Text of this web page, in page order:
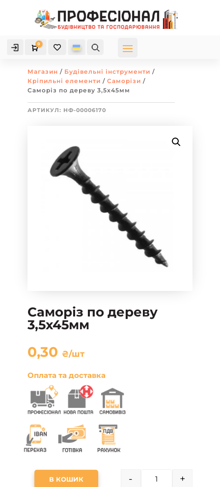
Кошик
0 
Магазин / Будівельні інструменти /
Кріпильні елементи / Саморізи /
Саморіз по дереву 3,5х45мм
АРТИКУЛ: НФ-00006170
Саморіз по дереву
3,5х45мм
0,30 ₴/шт
Оплата та доставка
QUANTITY
- +
В КОШИК